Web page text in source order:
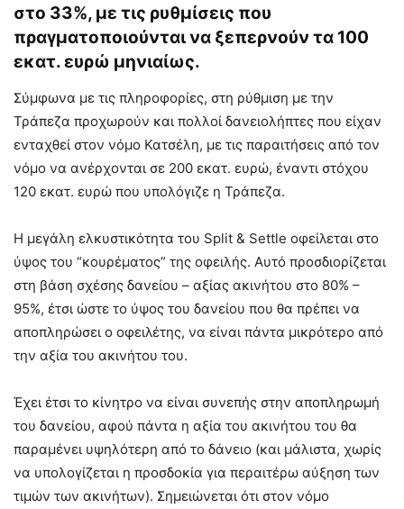
στο 33%, με τις ρυθμίσεις που
πραγματοποιούνται να ξεπερνούν τα 100
εκατ. ευρώ μηνιαίως.
Σύμφωνα με τις πληροφορίες, στη ρύθμιση με την
Τράπεζα προχωρούν και πολλοί δανειολήπτες που είχαν
ενταχθεί στον νόμο Κατσέλη, με τις παραιτήσεις από τον
νόμο να ανέρχονται σε 200 εκατ. ευρώ, έναντι στόχου
120 εκατ. ευρώ που υπολόγιζε η Τράπεζα.
Η μεγάλη ελκυστικότητα του Split & Settle οφείλεται στο
ύψος του “κουρέματος” της οφειλής. Αυτό προσδιορίζεται
στη βάση σχέσης δανείου – αξίας ακινήτου στο 80% –
95%, έτσι ώστε το ύψος του δανείου που θα πρέπει να
αποπληρώσει ο οφειλέτης, να είναι πάντα μικρότερο από
την αξία του ακινήτου του.
Έχει έτσι το κίνητρο να είναι συνεπής στην αποπληρωμή
του δανείου, αφού πάντα η αξία του ακινήτου του θα
παραμένει υψηλότερη από το δάνειο (και μάλιστα, χωρίς
να υπολογίζεται η προσδοκία για περαιτέρω αύξηση των
τιμών των ακινήτων). Σημειώνεται ότι στον νόμο